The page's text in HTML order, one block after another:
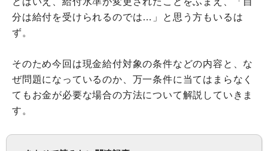
分は給付を受けられるのでは…」と思う方もいるは
ず。
そのため今回は現金給付対象の条件などの内容と、な
ぜ問題になっているのか、万一条件に当てはまらなく
てもお金が必要な場合の方法について解説していきま
す。